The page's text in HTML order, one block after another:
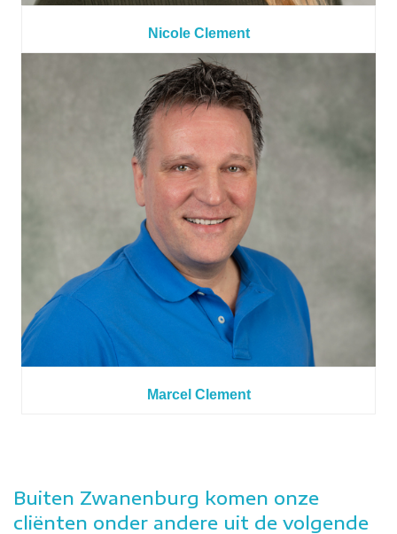
Nicole Clement
Marcel Clement
Buiten Zwanenburg komen onze
cliënten onder andere uit de volgende